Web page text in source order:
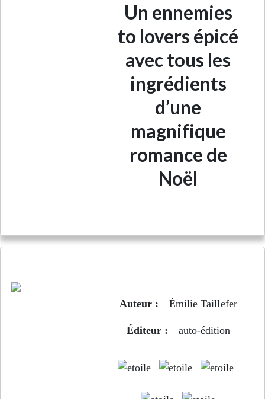
Un ennemies
to lovers épicé
avec tous les
ingrédients
d’une
magnifique
romance de
Noël
Auteur : Émilie Taillefer
Éditeur : auto-édition